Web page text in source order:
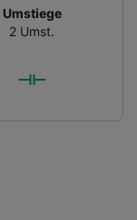
Umstiege
2 Umst.